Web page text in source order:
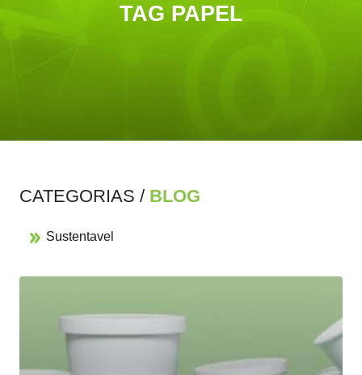
TAG PAPEL
CATEGORIAS / BLOG
Sustentavel